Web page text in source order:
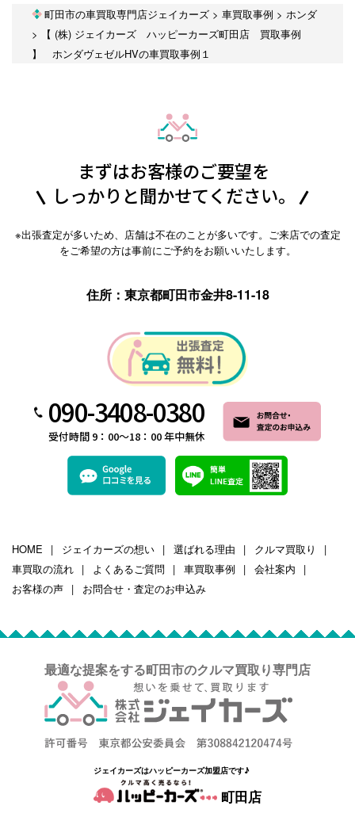
町田市の車買取専門店ジェイカーズ> 車買取事例 > ホンダ
>
【 (株) ジェイカーズ ハッピーカーズ町田店 買取事例
】 ホンダヴェゼルHVの車買取事例１
まずはお客様のご要望を
しっかりと聞かせてください。
※出張査定が多いため、店舗は不在のことが多いです。ご来店での査定
をご希望の方は事前にご予約をお願いいたします。
住所：東京都町田市金井8-11-18
090-3408-0380
受付時間 9：00～18：00 年中無休
HOME ジェイカーズの想い 選ばれる理由
クルマ買取り
車買取の流れ
よくあるご質問 車買取事例
会社案内
お客様の声
お問合せ・査定のお申込み
最適な提案をする町田市のクルマ買取り専門店
ジェイカーズはハッピーカーズ加盟店です♪
町田店